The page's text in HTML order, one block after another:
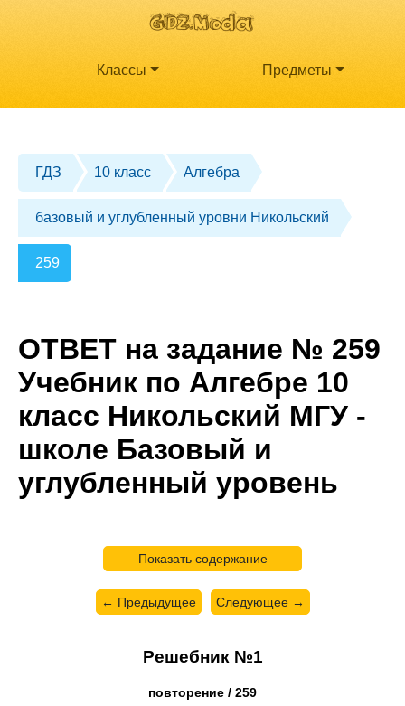
Классы Предметы
ГДЗ 10 класс Алгебра
базовый и углубленный уровни Никольский
259
ОТВЕТ на задание № 259
Учебник по Алгебре 10
класс Никольский МГУ -
школе Базовый и
углубленный уровень
Показать содержание
← Предыдущее Следующее →
Решебник №1
повторение / 259